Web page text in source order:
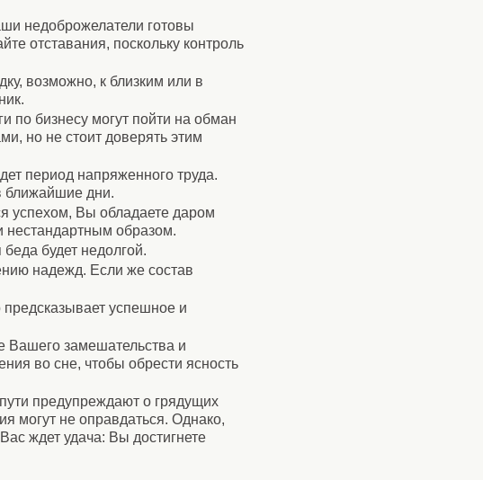
недоброжелатели готовы
отставания, поскольку контроль
возможно, к близким или в
по бизнесу могут пойти на обман
но не стоит доверять этим
период напряженного труда.
ближайшие дни.
успехом, Вы обладаете даром
нестандартным образом.
будет недолгой.
надежд. Если же состав
успешное и
Вашего замешательства и
во сне, чтобы обрести ясность
предупреждают о грядущих
могут не оправдаться. Однако,
ждет удача: Вы достигнете